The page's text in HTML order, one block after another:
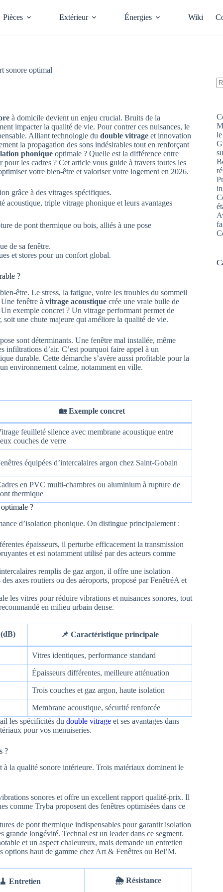
Pièces Extérieur Énergies Wiki
sonore optimal
à domicile devient un enjeu crucial. Bruits de la
impacter la qualité de vie. Pour contrer ces nuisances, le
Alliant technologie du double vitrage et innovation
la propagation des sons indésirables tout en renforçant
phonique optimale ? Quelle est la différence entre
les cadres ? Cet article vous guide à travers toutes les
votre bien-être et valoriser votre logement en 2026.
grâce à des vitrages spécifiques.
triple vitrage phonique et leurs avantages
de pont thermique ou bois, alliés à une pose
de sa fenêtre.
et stores pour un confort global.
?
être. Le stress, la fatigue, voire les troubles du sommeil
fenêtre à vitrage acoustique crée une vraie bulle de
exemple concret ? Un vitrage performant permet de
une chute majeure qui améliore la qualité de vie.
sont déterminants. Une fenêtre mal installée, même
infiltrations d’air. C’est pourquoi faire appel à un
durable. Cette démarche s’avère aussi profitable pour la
environnement calme, notamment en ville.
🏡 Exemple concret
feuilleté silence avec membrane acoustique entre
couches de verre
équipées d’intercalaires argon chez Saint-Gobain
en PVC multi-chambres ou aluminium à rupture de
thermique
?
d’isolation phonique. On distingue principalement :
épaisseurs, il perturbe efficacement la transmission
et est notamment utilisé par des acteurs comme
remplis de gaz argon, il offre une isolation
axes routiers ou des aéroports, proposé par FenêtréA et
les vitres pour réduire vibrations et nuisances sonores, tout
en milieu urbain dense.
📌 Caractéristique principale
Vitres identiques, performance standard
Épaisseurs différentes, meilleure atténuation
Trois couches et gaz argon, haute isolation
Membrane acoustique, sécurité renforcée
les spécificités du double vitrage et ses avantages dans
pour vos menuiseries.
?
la qualité sonore intérieure. Trois matériaux dominent le
sonores et offre un excellent rapport qualité-prix. Il
comme Tryba proposent des fenêtres optimisées dans ce
de pont thermique indispensables pour garantir isolation
longévité. Technal est un leader dans ce segment.
et un aspect chaleureux, mais demande un entretien
haut de gamme chez Art & Fenêtres ou Bel’M.
Entretien 🌦️ Résistance